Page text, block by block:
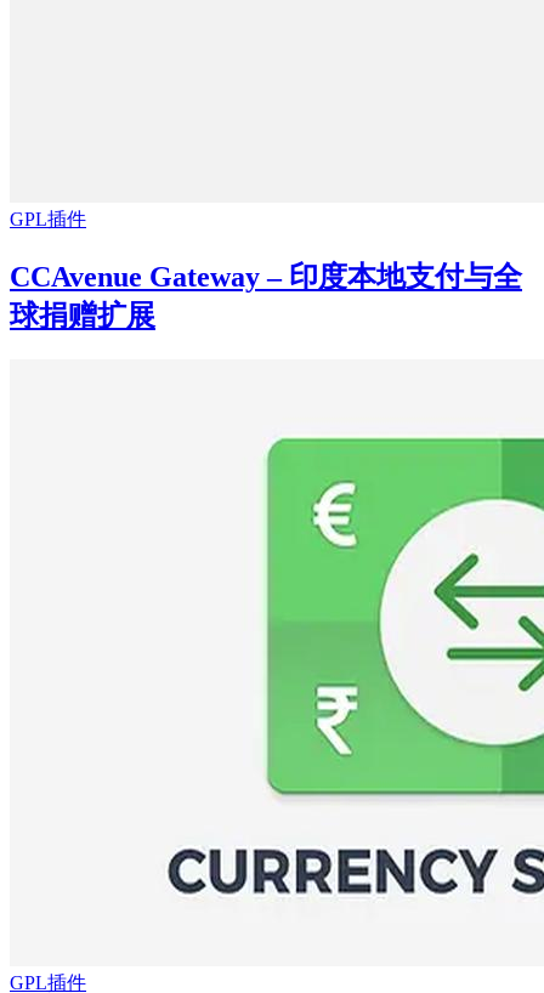
GPL插件
CCAvenue Gateway – 印度本地支付与全
球捐赠扩展
GPL插件